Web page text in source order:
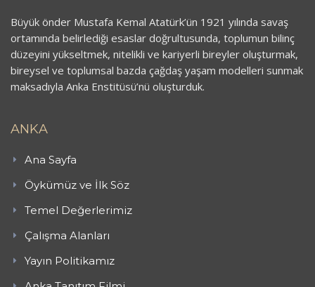
Büyük önder Mustafa Kemal Atatürk’ün 1921 yılında savaş
ortamında belirlediği esaslar doğrultusunda, toplumun bilinç
düzeyini yükseltmek, nitelikli ve kariyerli bireyler oluşturmak,
bireysel ve toplumsal bazda çağdaş yaşam modelleri sunmak
maksadıyla Anka Enstitüsü’nü oluşturduk.
ANKA
Ana Sayfa
Öykümüz ve İlk Söz
Temel Değerlerimiz
Çalışma Alanları
Yayın Politikamız